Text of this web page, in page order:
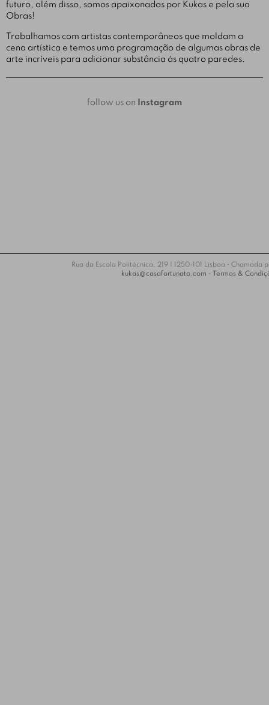
futuro, além disso, somos apaixonados por Kukas e pela sua
Obras!
Trabalhamos com artistas contemporâneos que moldam a
cena artística e temos uma programação de algumas obras de
arte incríveis para adicionar substância às quatro paredes.
follow us on Instagram
Rua da Escola Politécnica, 219 | 1250-101 Lisboa •
kukas@casafortunato.com • Termos &